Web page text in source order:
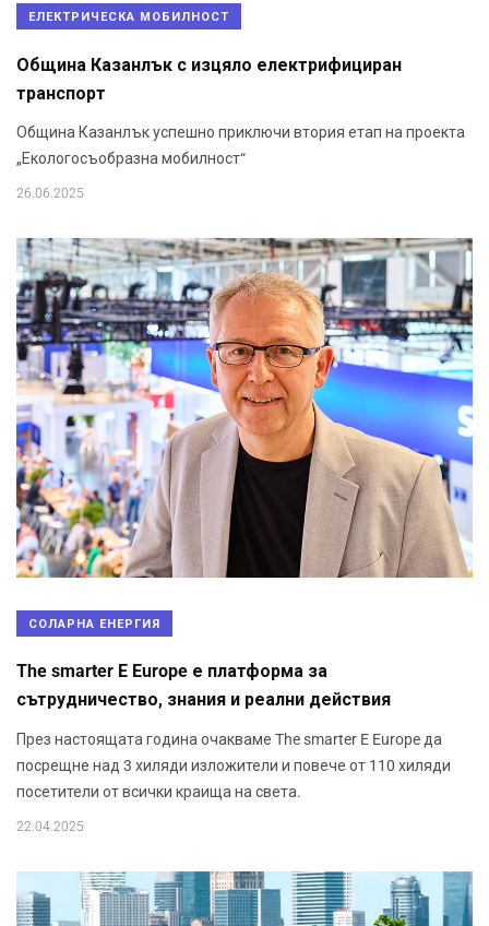
ЕЛЕКТРИЧЕСКА МОБИЛНОСТ
Община Казанлък с изцяло електрифициран
транспорт
Община Казанлък успешно приключи втория етап на проекта
„Екологосъобразна мобилност“
26.06.2025
СОЛАРНА ЕНЕРГИЯ
The smarter E Europe е платформа за
сътрудничество, знания и реални действия
През настоящата година очакваме The smarter E Europe да
посрещне над 3 хиляди изложители и повече от 110 хиляди
посетители от всички краища на света.
22.04.2025